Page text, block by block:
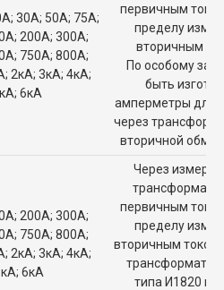
30А; 50А; 75А;
200А; 300А;
750А; 800А;
2кА; 3кА; 4кА;
6кА
первичным
пределу
вторичным
По особому
быть
амперметры для
через
вторичной
200А; 300А;
750А; 800А;
2кА; 3кА; 4кА;
6кА
Через
первичным
пределу
вторичным током
трансформатор
типа И1820